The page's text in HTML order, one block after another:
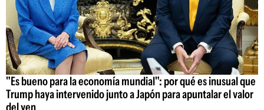
"Es bueno para la economía mundial": por qué es inusual que
Trump haya intervenido junto a Japón para apuntalar el valor
del yen